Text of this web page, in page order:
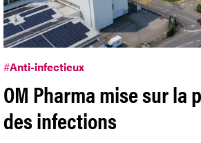
#Anti-infectieux
OM Pharma mise sur la
des infections